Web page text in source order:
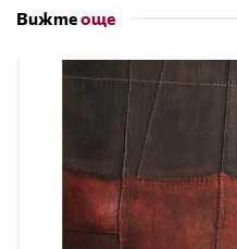
Вижтеоще